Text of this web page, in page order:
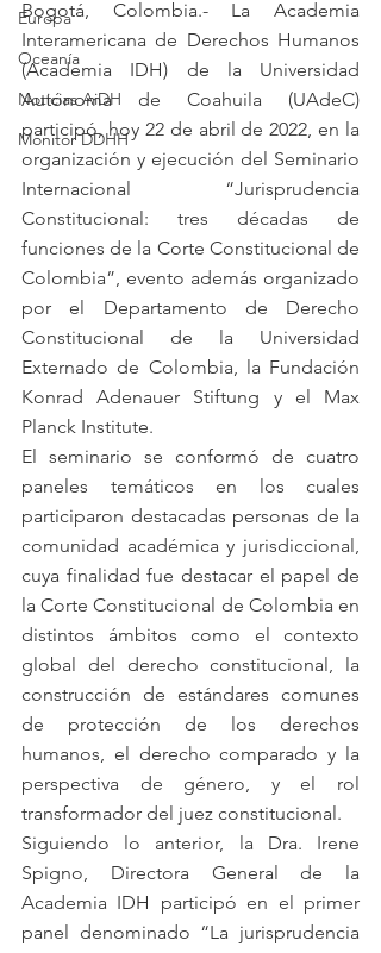
Europa
Oceanía
Noticias AiDH
Monitor DDHH
Bogotá, Colombia.- La Academia
Interamericana de Derechos Humanos
(Academia IDH) de la Universidad
Autónoma de Coahuila (UAdeC)
participó, hoy 22 de abril de 2022, en la
organización y ejecución del Seminario
Internacional “Jurisprudencia
Constitucional: tres décadas de
funciones de la Corte Constitucional de
Colombia”, evento además organizado
por el Departamento de Derecho
Constitucional de la Universidad
Externado de Colombia, la Fundación
Konrad Adenauer Stiftung y el Max
Planck Institute.
El seminario se conformó de cuatro
paneles temáticos en los cuales
participaron destacadas personas de la
comunidad académica y jurisdiccional,
cuya finalidad fue destacar el papel de
la Corte Constitucional de Colombia en
distintos ámbitos como el contexto
global del derecho constitucional, la
construcción de estándares comunes
de protección de los derechos
humanos, el derecho comparado y la
perspectiva de género, y el rol
transformador del juez constitucional.
Siguiendo lo anterior, la Dra. Irene
Spigno, Directora General de la
Academia IDH participó en el primer
panel denominado “La jurisprudencia